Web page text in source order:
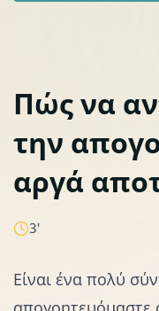
Διατροφή
Πώς να
την
αργά
3'
Είναι ένα πολύ